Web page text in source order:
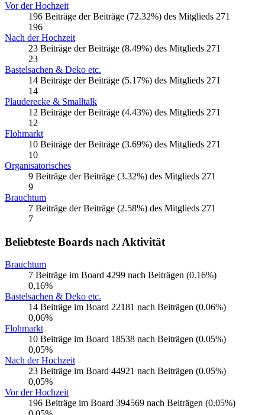
Vor der Hochzeit
196 Beiträge der Beiträge (72.32%) des Mitglieds 271
196
Nach der Hochzeit
23 Beiträge der Beiträge (8.49%) des Mitglieds 271
23
Bastelsachen & Deko etc.
14 Beiträge der Beiträge (5.17%) des Mitglieds 271
14
Plauderecke & Smalltalk
12 Beiträge der Beiträge (4.43%) des Mitglieds 271
12
Flohmarkt
10 Beiträge der Beiträge (3.69%) des Mitglieds 271
10
Organisatorisches
9 Beiträge der Beiträge (3.32%) des Mitglieds 271
9
Brauchtum
7 Beiträge der Beiträge (2.58%) des Mitglieds 271
7
Beliebteste Boards nach Aktivität
Brauchtum
7 Beiträge im Board 4299 nach Beiträgen (0.16%)
0,16%
Bastelsachen & Deko etc.
14 Beiträge im Board 22181 nach Beiträgen (0.06%)
0,06%
Flohmarkt
10 Beiträge im Board 18538 nach Beiträgen (0.05%)
0,05%
Nach der Hochzeit
23 Beiträge im Board 44921 nach Beiträgen (0.05%)
0,05%
Vor der Hochzeit
196 Beiträge im Board 394569 nach Beiträgen (0.05%)